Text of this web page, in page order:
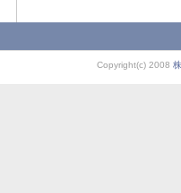
Copyright(c) 2008